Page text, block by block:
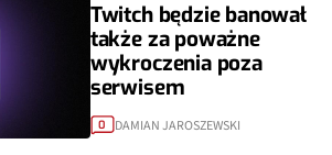
Twitch będzie banował
także za poważne
wykroczenia poza
serwisem
0 DAMIAN JAROSZEWSKI